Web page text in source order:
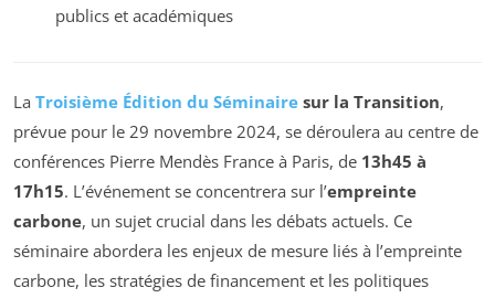
publics et académiques
La Troisième Édition du Séminaire sur la Transition,
prévue pour le 29 novembre 2024, se déroulera au centre de
conférences Pierre Mendès France à Paris, de 13h45 à
17h15. L’événement se concentrera sur l’empreinte
carbone, un sujet crucial dans les débats actuels. Ce
séminaire abordera les enjeux de mesure liés à l’empreinte
carbone, les stratégies de financement et les politiques